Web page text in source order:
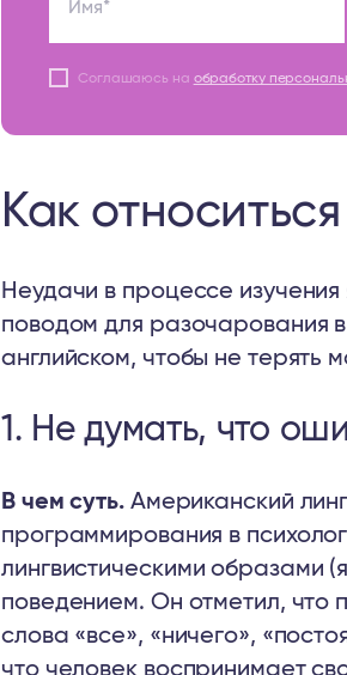
Имя*
Соглашаюсь на обработку
Как
Неудачи в процессе
поводом для разочарования
английском, чтобы не терять
1. Не думать, что
В чем суть.Американский
программирования в
лингвистическими образами
поведением. Он отметил, что
слова «все», «ничего»,
что человек воспринимает